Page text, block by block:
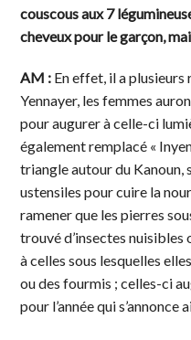
couscous aux 7
cheveux pour le garçon,
AM : En effet, il a
Yennayer, les femmes
pour augurer à celle-ci
également remplacé «
triangle autour du Kanoun,
ustensiles pour cuire la
ramener que les pierres
trouvé d’insectes nuisibles
à celles sous lesquelles
ou des fourmis ; celles-ci
pour l’année qui s’annonce